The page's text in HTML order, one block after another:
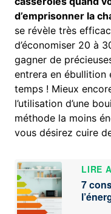
d’emprisonner la
se révèle très
d’économiser 20 à
gagner de
entrera en ébullition
temps ! Mieux
l’utilisation d’une
méthode la moins
vous désirez cuire
LIRE
7